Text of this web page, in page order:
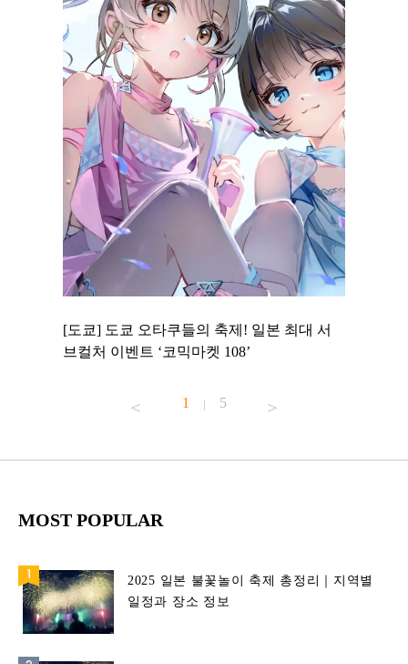
[도쿄] 도쿄 오타쿠들의 축제! 일본 최대 서
브컬처 이벤트 ‘코믹마켓 108’
1 | 5
MOST POPULAR
2025 일본 불꽃놀이 축제 총정리｜지역별
일정과 장소 정보